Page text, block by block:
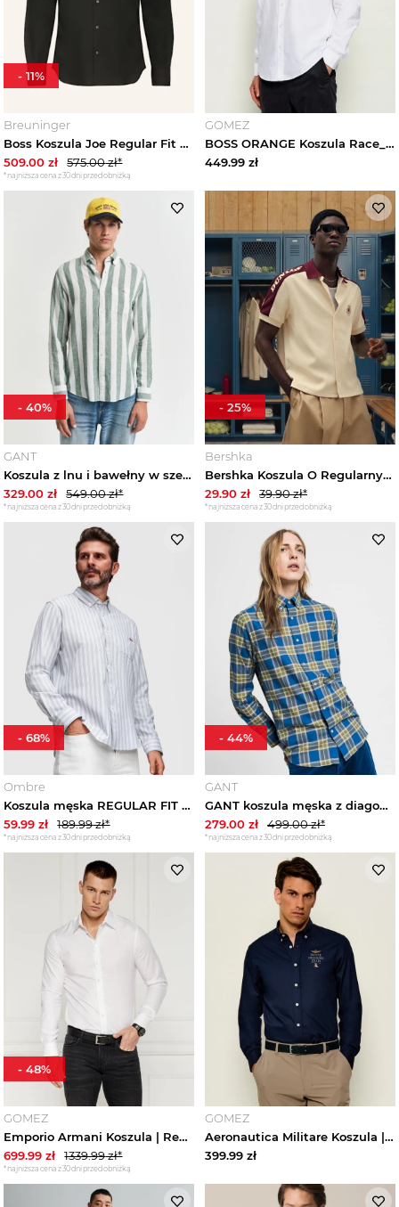
Breuninger
Boss Koszula Joe Regular Fit schwarz CZARNY
509.00 zł 575.00zł*
*najniższa cena z 30 dni przed obniżką
-11%
GOMEZ
BOSS ORANGE Koszula Race_1_M | Regular Fit biały
449.99 zł
GANT
Koszula z lnu i bawełny w szerokie paski regular fit GANT
329.00 zł 549.00zł*
*najniższa cena z 30 dni przed obniżką
-40%
Bershka
Bershka Koszula O Regularnym Kroju Dunlop Mężczyzna Kremowy
29.90 zł 39.90zł*
*najniższa cena z 30 dni przed obniżką
- 25%
Ombre
Koszula męska REGULAR FIT w białe paski z kieszonką – szara V1 - Rozmiar: L Ombre Clothing
59.99 zł 189.99zł*
*najniższa cena z 30 dni przed obniżką
-68%
GANT
GANT koszula męska z diagonalu Regular Fit zimowa w kratę
279.00 zł 499.00zł*
*najniższa cena z 30 dni przed obniżką
- 44%
GOMEZ
Emporio Armani Koszula | Regular Fit biały
699.99 zł 1339.99zł*
*najniższa cena z 30 dni przed obniżką
-48%
GOMEZ
Aeronautica Militare Koszula | Regular Fit granatowy
399.99 zł